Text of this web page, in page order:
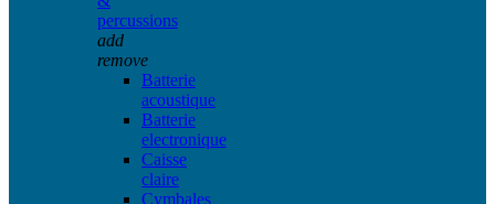
percussions
add
remove
Batterie
acoustique
Batterie
electronique
Caisse
claire
Cymbales